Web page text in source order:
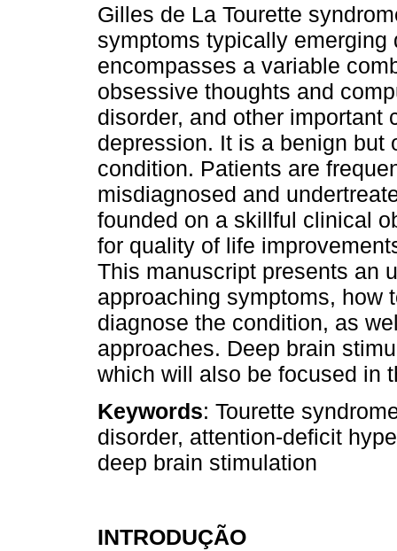
Gilles de La Tourette
symptoms typically
encompasses a variable
obsessive thoughts and
disorder, and other important
depression. It is a benign but
condition. Patients are
misdiagnosed and
founded on a skillful clinical
for quality of life
This manuscript presents an
approaching symptoms, how
diagnose the condition, as
approaches. Deep brain
which will also be focused in
Keywords: Tourette
disorder, attention-deficit
deep brain stimulation
INTRODUÇÃO